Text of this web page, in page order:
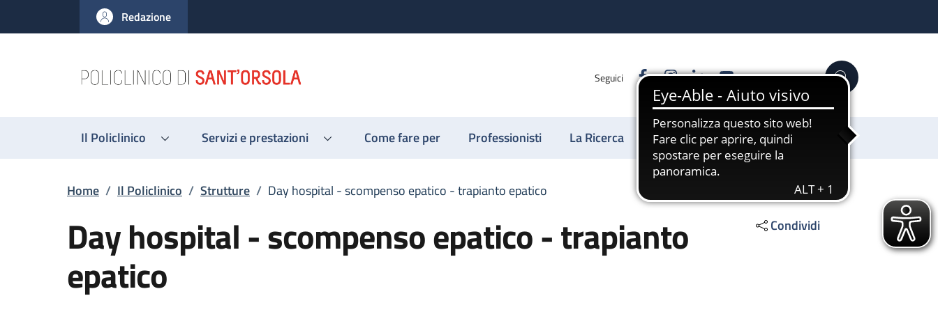
al contenuto principale
to footer content
Redazione
Seguici FacebookInstagram
LinkedinYouTube Cerca
Il Policlinico Servizi e prestazioni Come fare per Professionisti La Ricerca Sostienici
Briciole di pane
Home / Il Policlinico / Strutture / Day hospital - scompenso epatico - trapianto epatico
Day hospital - scompenso epatico - trapianto
epatico
Condividi